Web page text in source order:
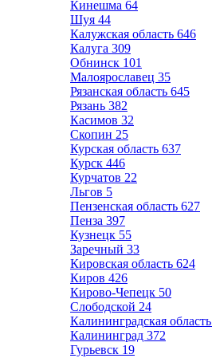
Кинешма 64
Шуя 44
Калужская область 646
Калуга 309
Обнинск 101
Малоярославец 35
Рязанская область 645
Рязань 382
Касимов 32
Скопин 25
Курская область 637
Курск 446
Курчатов 22
Льгов 5
Пензенская область 627
Пенза 397
Кузнецк 55
Заречный 33
Кировская область 624
Киров 426
Кирово-Чепецк 50
Слободской 24
Калининградская область
Калининград 372
Гурьевск 19